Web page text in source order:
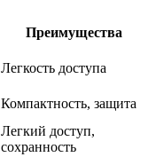
Преимущества
Легкость доступа
Компактность, защита
Легкий доступ,
сохранность